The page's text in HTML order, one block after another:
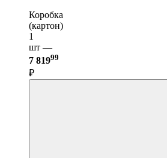
Коробка
(картон)
1
шт —
7 81999
₽